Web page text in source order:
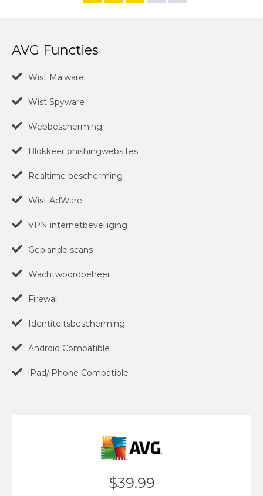
AVG Functies
Wist Malware
Wist Spyware
Webbescherming
Blokkeer phishingwebsites
Realtime bescherming
Wist AdWare
VPN internetbeveiliging
Geplande scans
Wachtwoordbeheer
Firewall
Identiteitsbescherming
Android Compatible
iPad/iPhone Compatible
$39.99